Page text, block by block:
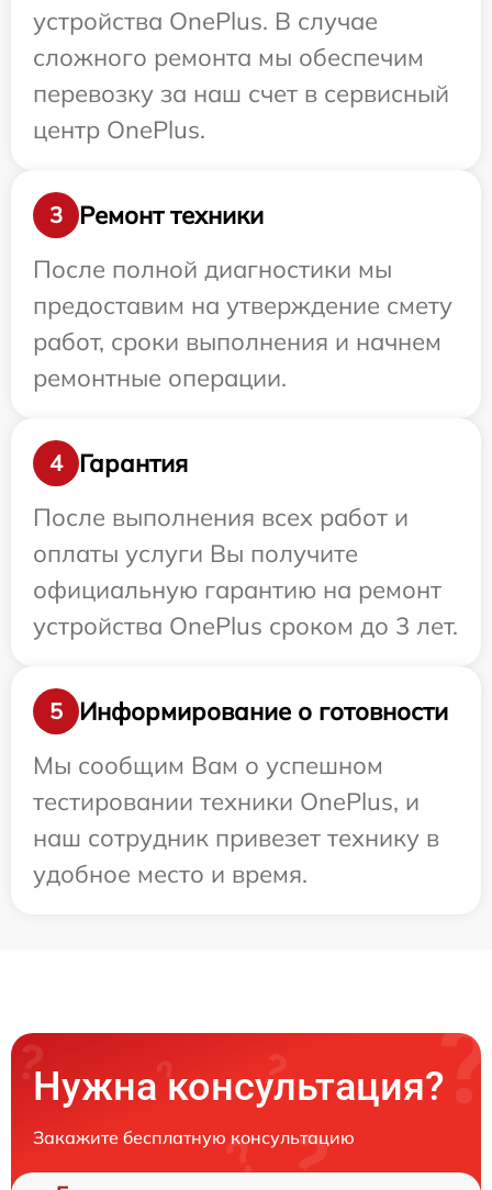
устройства OnePlus. В случае
сложного ремонта мы обеспечим
перевозку за наш счет в сервисный
центр OnePlus.
3
Ремонт техники
После полной диагностики мы
предоставим на утверждение смету
работ, сроки выполнения и начнем
ремонтные операции.
4
Гарантия
После выполнения всех работ и
оплаты услуги Вы получите
официальную гарантию на ремонт
устройства OnePlus сроком до 3 лет.
5
Информирование о готовности
Мы сообщим Вам о успешном
тестировании техники OnePlus, и
наш сотрудник привезет технику в
удобное место и время.
Нужна консультация?
Закажите бесплатную консультацию